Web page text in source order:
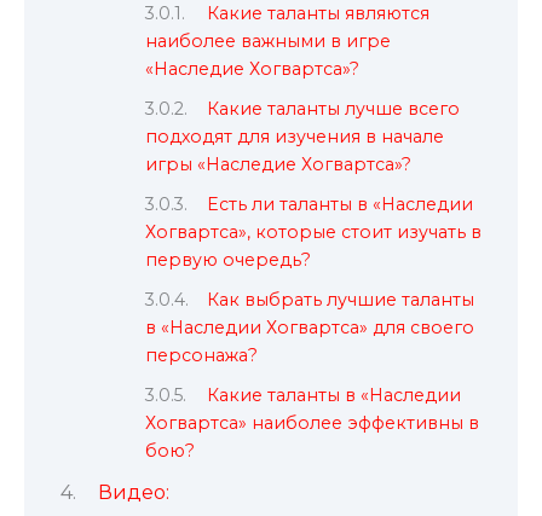
Какие таланты являются
наиболее важными в игре
«Наследие Хогвартса»?
Какие таланты лучше всего
подходят для изучения в начале
игры «Наследие Хогвартса»?
Есть ли таланты в «Наследии
Хогвартса», которые стоит изучать в
первую очередь?
Как выбрать лучшие таланты
в «Наследии Хогвартса» для своего
персонажа?
Какие таланты в «Наследии
Хогвартса» наиболее эффективны в
бою?
Видео: